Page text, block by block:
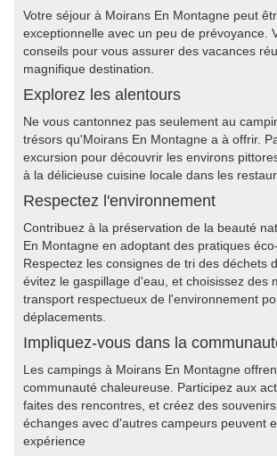
Votre séjour à Moirans En Montagne peut
exceptionnelle avec un peu de prévoyance.
conseils pour vous assurer des vacances
magnifique destination.
Explorez les alentours
Ne vous cantonnez pas seulement au
trésors qu'Moirans En Montagne a à offrir.
excursion pour découvrir les environs
à la délicieuse cuisine locale dans les
Respectez l'environnement
Contribuez à la préservation de la beauté
En Montagne en adoptant des pratiques
Respectez les consignes de tri des déchets
évitez le gaspillage d'eau, et choisissez des
transport respectueux de l'environnement
déplacements.
Impliquez-vous dans la
Les campings à Moirans En Montagne
communauté chaleureuse. Participez aux
faites des rencontres, et créez des
échanges avec d'autres campeurs peuvent
expérience